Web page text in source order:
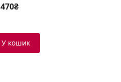
470₴
У кошик